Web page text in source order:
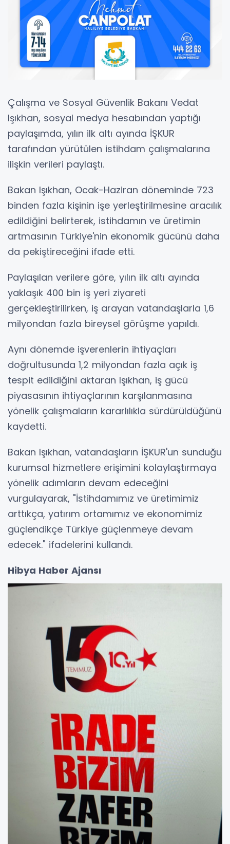
Çalışma ve Sosyal Güvenlik Bakanı Vedat
Işıkhan, sosyal medya hesabından yaptığı
paylaşımda, yılın ilk altı ayında İŞKUR
tarafından yürütülen istihdam çalışmalarına
ilişkin verileri paylaştı.
Bakan Işıkhan, Ocak-Haziran döneminde 723
binden fazla kişinin işe yerleştirilmesine aracılık
edildiğini belirterek, istihdamın ve üretimin
artmasının Türkiye'nin ekonomik gücünü daha
da pekiştireceğini ifade etti.
Paylaşılan verilere göre, yılın ilk altı ayında
yaklaşık 400 bin iş yeri ziyareti
gerçekleştirilirken, iş arayan vatandaşlarla 1,6
milyondan fazla bireysel görüşme yapıldı.
Aynı dönemde işverenlerin ihtiyaçları
doğrultusunda 1,2 milyondan fazla açık iş
tespit edildiğini aktaran Işıkhan, iş gücü
piyasasının ihtiyaçlarının karşılanmasına
yönelik çalışmaların kararlılıkla sürdürüldüğünü
kaydetti.
Bakan Işıkhan, vatandaşların İŞKUR'un sunduğu
kurumsal hizmetlere erişimini kolaylaştırmaya
yönelik adımların devam edeceğini
vurgulayarak, "İstihdamımız ve üretimimiz
arttıkça, yatırım ortamımız ve ekonomimiz
güçlendikçe Türkiye güçlenmeye devam
edecek." ifadelerini kullandı.
Hibya Haber Ajansı